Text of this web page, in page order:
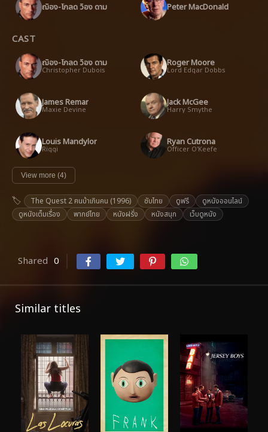
ฌ็อง-โกลด ว็อง ดาม Peter MacDonald
CAST
ฌ็อง-โกลด ว็อง ดาม
Christopher Dubois
Roger Moore
Lord Edgar Dobbs
James Remar
Maxie Devine
Jack McGee
Harry Smythe
Louis Mandylor
Riggi
Ryan Cutrona
Officer O'Keefe
View more (4)
The Quest 2 ฅนบ้าเกินคน (1996) ซับไทย ดูฟรี
ดูหนังออนไลน์
ดูหนังเต็มเรื่อง
พากย์ไทย หนังฝรั่ง หนังสนุก เว็บดูหนัง
Shared 0
Similar titles